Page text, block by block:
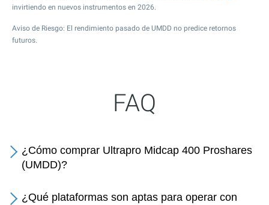
invirtiendo en nuevos instrumentos en 2026.
Aviso de Riesgo: El rendimiento pasado de UMDD no predice retornos
futuros.
FAQ
¿Cómo comprar Ultrapro Midcap 400 Proshares
(UMDD)?
¿Qué plataformas son aptas para operar con